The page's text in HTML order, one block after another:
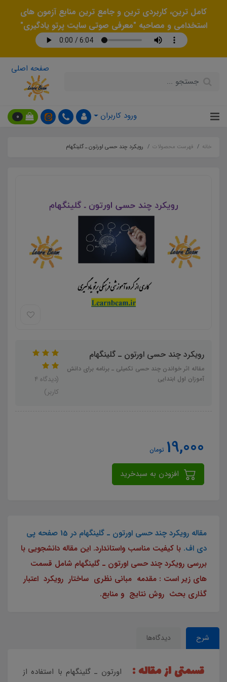
کامل ترین، کاربردی ترین و جامع ترین منابع آزمون های
استخدامی و مصاحبه "معرفی صوتی سایت پرتو یادگیری"
صفحه اصلی
ورود کاربران 0
خانه فهرست محصولات رویکرد چند حسی اورتون ـ گلینگهام
رویکرد چند حسی اورتون ـ گلینگهام
مقاله اثر خواندن چند حسی تکمیلی ـ برنامه برای دانش
آموزان اول ابتدایی
(دیدگاه 4
کاربر)
19,000 تومان
مقاله رویکرد چند حسی اورتون ـ گلینگهام در 15 صفحه پی
دی اف. با کیفیت مناسب واستاندارد. این مقاله دانشجویی با
بررسی رویکرد چند حسی اورتون ـ گلینگهام شامل قسمت
های زیر است : مقدمه مبانی نظری ساختار رویکرد اعتبار
گذاری بحث روش نتایج و منابع.
شرح دیدگاه‌ها
قسمتی از مقاله :
اورتون ـ گلینگهام با استفاده از